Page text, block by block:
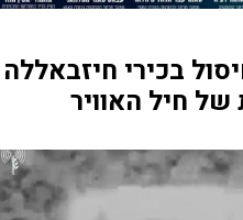
בכירי חיזבאללה
של חיל האוויר